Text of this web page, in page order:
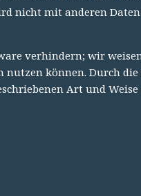
nicht mit anderen Daten
verhindern; wir
können. Durch
Art und